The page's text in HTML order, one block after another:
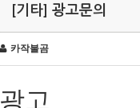
[기타] 광고문의
카작불곰
광고